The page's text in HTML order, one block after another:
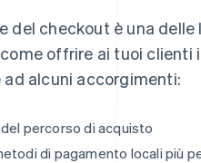
del checkout è una
offrire ai tuoi clienti
ad alcuni accorgimenti:
percorso di acquisto
di pagamento locali più